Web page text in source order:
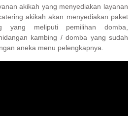
akikah yang menyediakan layanan
akikah akan menyediakan paket
yang meliputi pemilihan domba,
kambing / domba yang sudah
aneka menu pelengkapnya.